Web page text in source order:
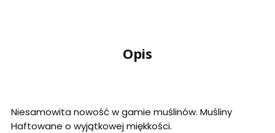
Opis
Niesamowita nowość w gamie muślinów. Muśliny
Haftowane o wyjątkowej miękkości.